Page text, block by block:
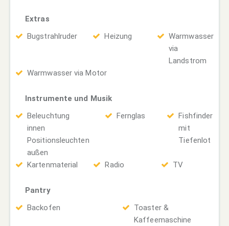
Extras
Bugstrahlruder
Heizung
Warmwasser
via
Landstrom
Warmwasser via Motor
Instrumente und Musik
Beleuchtung
innen
Positionsleuchten
außen
Fernglas
Fishfinder
mit
Tiefenlot
Kartenmaterial Radio TV
Pantry
Backofen
Toaster &
Kaffeemaschine